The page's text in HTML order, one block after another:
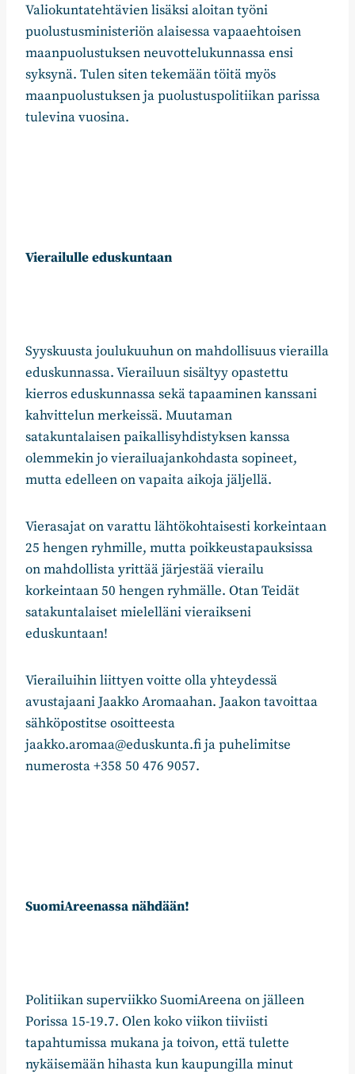
Valiokuntatehtävien lisäksi aloitan työni
puolustusministeriön alaisessa vapaaehtoisen
maanpuolustuksen neuvottelukunnassa ensi
syksynä. Tulen siten tekemään töitä myös
maanpuolustuksen ja puolustuspolitiikan parissa
tulevina vuosina.
Vierailulle eduskuntaan
Syyskuusta joulukuuhun on mahdollisuus vierailla
eduskunnassa. Vierailuun sisältyy opastettu
kierros eduskunnassa sekä tapaaminen kanssani
kahvittelun merkeissä. Muutaman
satakuntalaisen paikallisyhdistyksen kanssa
olemmekin jo vierailuajankohdasta sopineet,
mutta edelleen on vapaita aikoja jäljellä.
Vierasajat on varattu lähtökohtaisesti korkeintaan
25 hengen ryhmille, mutta poikkeustapauksissa
on mahdollista yrittää järjestää vierailu
korkeintaan 50 hengen ryhmälle. Otan Teidät
satakuntalaiset mielelläni vieraikseni
eduskuntaan!
Vierailuihin liittyen voitte olla yhteydessä
avustajaani Jaakko Aromaahan. Jaakon tavoittaa
sähköpostitse osoitteesta
jaakko.aromaa@eduskunta.fi ja puhelimitse
numerosta +358 50 476 9057.
SuomiAreenassa nähdään!
Politiikan superviikko SuomiAreena on jälleen
Porissa 15-19.7. Olen koko viikon tiiviisti
tapahtumissa mukana ja toivon, että tulette
nykäisemään hihasta kun kaupungilla minut